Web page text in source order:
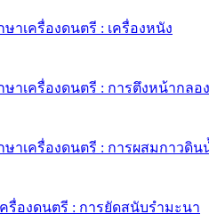
าเครื่องดนตรี : เครื่องหนัง
ษาเครื่องดนตรี : การตึงหน้ากลอ
ษาเครื่องดนตรี : การผสมกาวดิ
รื่องดนตรี : การยัดสนับรำมะนา